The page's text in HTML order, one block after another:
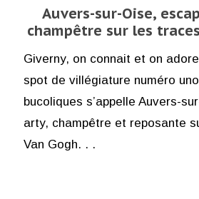
Auvers-sur-Oise,
champêtre sur les
Giverny, on connait et on
spot de villégiature numéro
bucoliques s’appelle Auvers-
arty, champêtre et reposante
Van Gogh. . .